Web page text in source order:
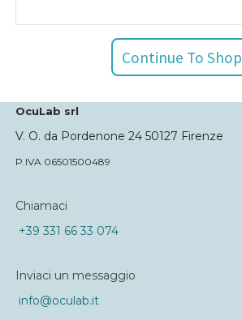
Continue To Shop
OcuLab srl
V. O. da Pordenone 24 50127 Firenze
P.IVA 06501500489
Chiamaci
+39 331 66 33 074
Inviaci un messaggio
info@oculab.it